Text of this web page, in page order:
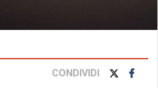
CONDIVIDI